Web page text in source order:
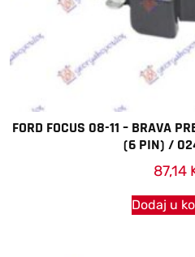
FORD FOCUS 08-11 – BRAVA
(6 PIN) /
87,14
Dodaj u